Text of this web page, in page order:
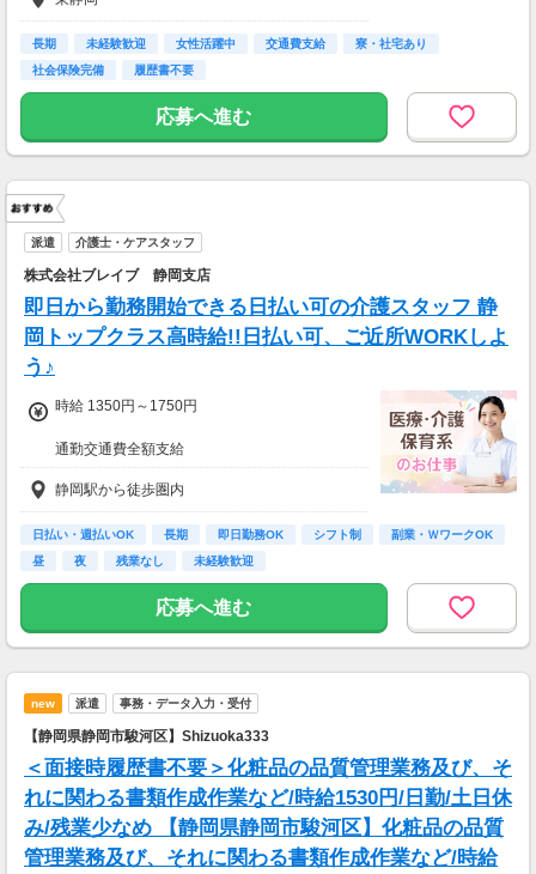
長期 未経験歓迎 女性活躍中 交通費支給
寮・社宅あり
社会保険完備
履歴書不要
応募へ進む
派遣 介護士・ケアスタッフ
株式会社ブレイブ 静岡支店
即日から勤務開始できる日払い可の介護スタッフ 静
岡トップクラス高時給!!日払い可、ご近所WORKしよ
う♪
時給 1350円～1750円
通勤交通費全額支給
【週３で…】
・月収196,000円(時給1,750円×8時間×14日)
【週５で…】
・月収308,000円(時給1,750円×8時間×22日)
静岡駅から徒歩圏内
日払い・週払いOK 長期 即日勤務OK シフト制
副業・ＷワークOK
昼
夜 残業なし 未経験歓迎
応募へ進む
new 派遣 事務・データ入力・受付
【静岡県静岡市駿河区】Shizuoka333
＜面接時履歴書不要＞化粧品の品質管理業務及び、そ
れに関わる書類作成作業など/時給1530円/日勤/土日休
み/残業少なめ 【静岡県静岡市駿河区】化粧品の品質
管理業務及び、それに関わる書類作成作業など/時給